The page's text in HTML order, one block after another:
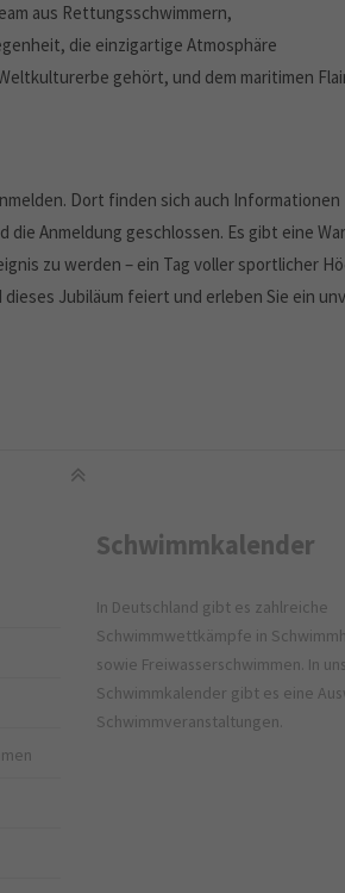
aus Rettungsschwimmern,
die einzigartige Atmosphäre
gehört, und dem maritimen
Dort finden sich auch
Anmeldung geschlossen. Es gibt eine
zu werden – ein Tag voller sportlicher
Jubiläum feiert und erleben Sie ein
Schwimmkalender
In Deutschland gibt es zahlreiche
Schwimmwettkämpfe in
sowie Freiwasserschwimmen. In
Schwimmkalender gibt es eine
Schwimmveranstaltungen.